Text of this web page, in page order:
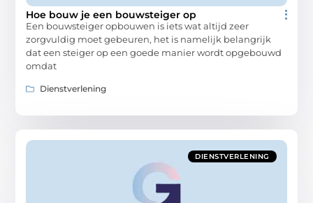
Hoe bouw je een bouwsteiger op
Een bouwsteiger opbouwen is iets wat altijd zeer
zorgvuldig moet gebeuren, het is namelijk belangrijk
dat een steiger op een goede manier wordt opgebouwd
omdat
Dienstverlening
DIENSTVERLENING